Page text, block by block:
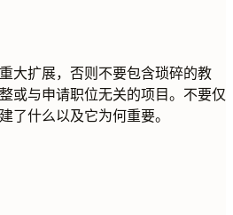
大扩展，否则不要包含琐碎的教
或与申请职位无关的项目。不要仅
了什么以及它为何重要。